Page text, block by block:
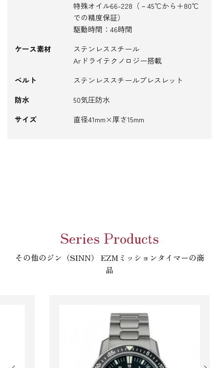
特殊オイル66-228（－45℃から＋80℃
での精度保証）
駆動時間：46時間
ケース素材
ステンレススチール
Arドライテクノロジー搭載
ベルト
ステンレススチールブレスレット
防水
50気圧防水
サイズ
直径41mm×厚さ15mm
Series Products
その他のジン（SINN） EZMミッションタイマーの商
品